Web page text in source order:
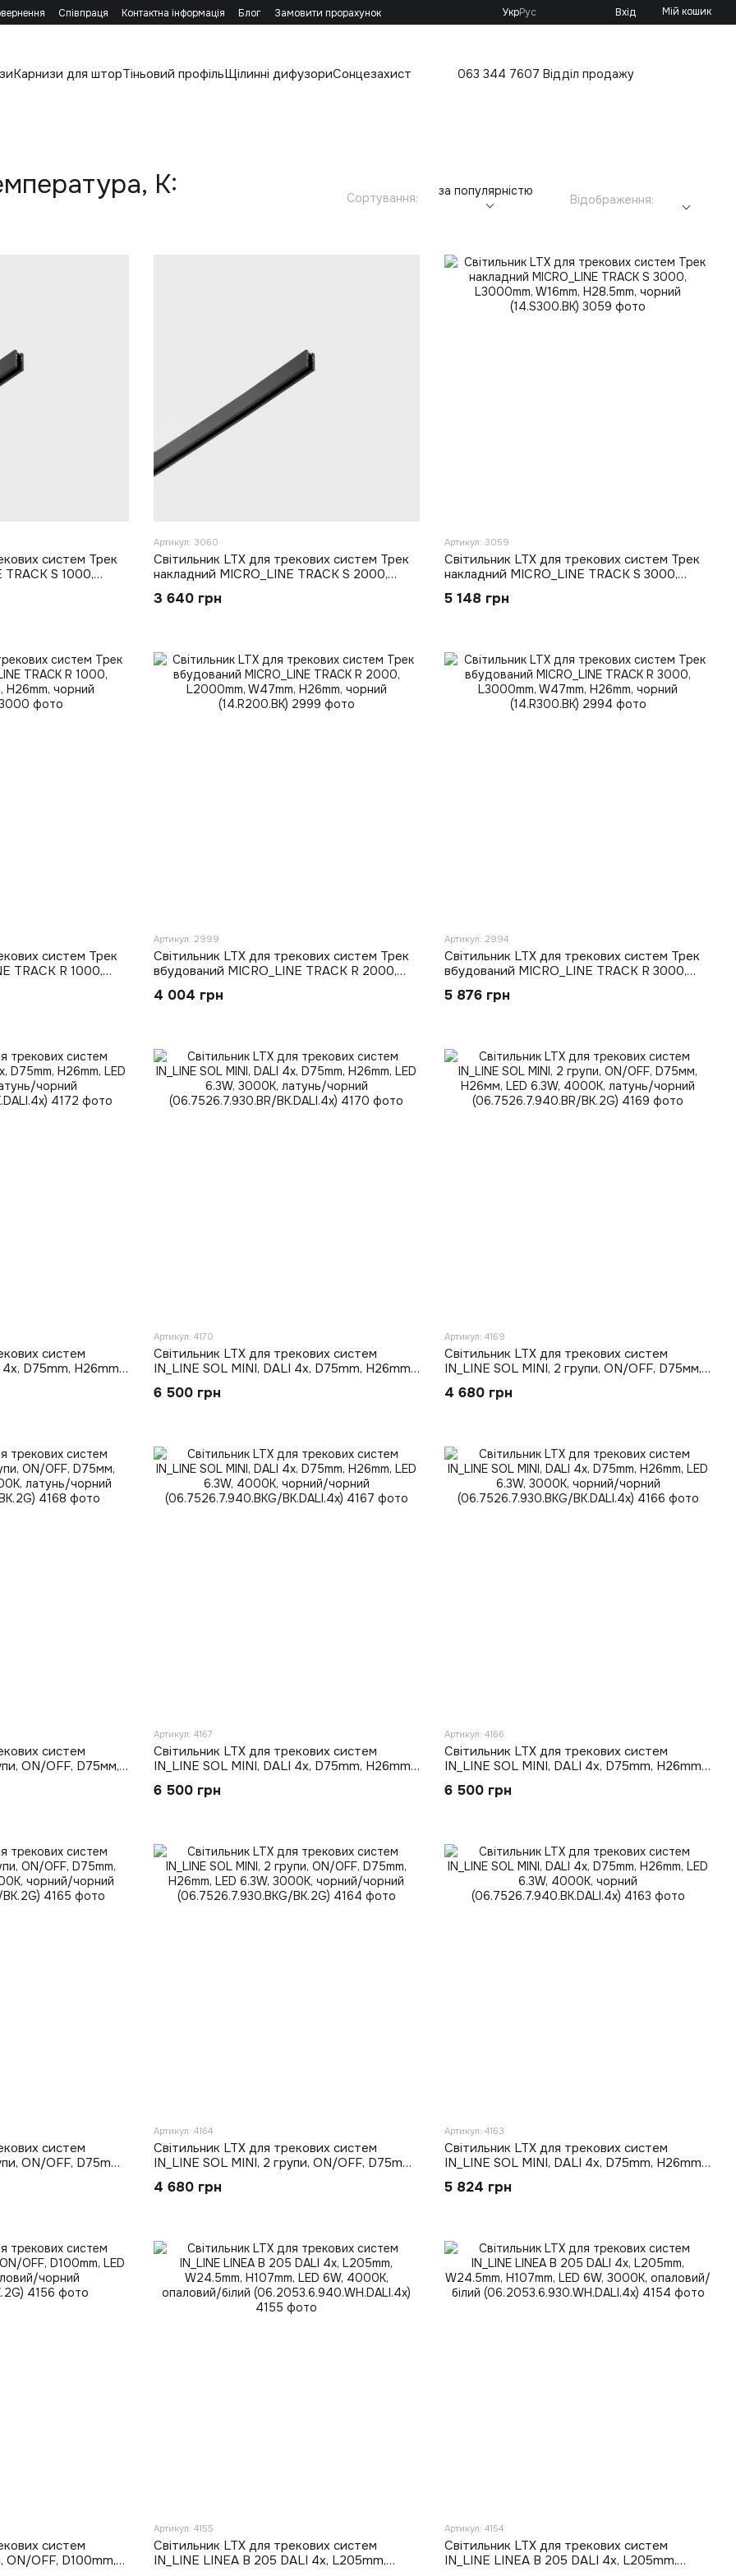
Співпраця Контактна інформація Блог Замовити прорахунок УкрРус Вхід Мій кошик
Карнизи для шторТіньовий профільЩілинні дифузориСонцезахист 063 344 7607 Відділ продажу
K:
Сортування: за популярністю
Відображення:
систем Трек
TRACK S 1000,
Артикул: 3060
Світильник LTX для трекових систем Трек
накладний MICRO_LINE TRACK S 2000,
(14.S200.BK)
3 640 грн
Артикул: 3059
Світильник LTX для трекових систем Трек
накладний MICRO_LINE TRACK S 3000,
(14.S300.BK)
5 148 грн
систем Трек
TRACK R 1000,
чорний
Артикул: 2999
Світильник LTX для трекових систем Трек
вбудований MICRO_LINE TRACK R 2000,
L2000mm, W47mm, H26mm, чорний
(14.R200.BK)
4 004 грн
Артикул: 2994
Світильник LTX для трекових систем Трек
вбудований MICRO_LINE TRACK R 3000,
L3000mm, W47mm, H26mm, чорний
(14.R300.BK)
5 876 грн
систем
D75mm, H26mm,
Артикул: 4170
Світильник LTX для трекових систем
IN_LINE SOL MINI, DALI 4x, D75mm, H26mm,
(06.7526.7.930.BR/BK.DALI.4x)
6 500 грн
Артикул: 4169
Світильник LTX для трекових систем
IN_LINE SOL MINI, 2 групи, ON/OFF, D75мм,
(06.7526.7.940.BR/BK.2G)
4 680 грн
систем
ON/OFF, D75мм,
Артикул: 4167
Світильник LTX для трекових систем
IN_LINE SOL MINI, DALI 4x, D75mm, H26mm,
(06.7526.7.940.BKG/BK.DALI.4x)
6 500 грн
Артикул: 4166
Світильник LTX для трекових систем
IN_LINE SOL MINI, DALI 4x, D75mm, H26mm,
(06.7526.7.930.BKG/BK.DALI.4x)
6 500 грн
систем
ON/OFF, D75mm,
чорний/чорний
Артикул: 4164
Світильник LTX для трекових систем
IN_LINE SOL MINI, 2 групи, ON/OFF, D75mm,
H26mm, LED 6.3W, 3000K, чорний/чорний
(06.7526.7.930.BKG/BK.2G)
4 680 грн
Артикул: 4163
Світильник LTX для трекових систем
IN_LINE SOL MINI, DALI 4x, D75mm, H26mm,
LED 6.3W, 4000K, чорний
(06.7526.7.940.BK.DALI.4x)
5 824 грн
систем
ON/OFF, D100mm,
Артикул: 4155
Світильник LTX для трекових систем
IN_LINE LINEA B 205 DALI 4x, L205mm,
Артикул: 4154
Світильник LTX для трекових систем
IN_LINE LINEA B 205 DALI 4x, L205mm,